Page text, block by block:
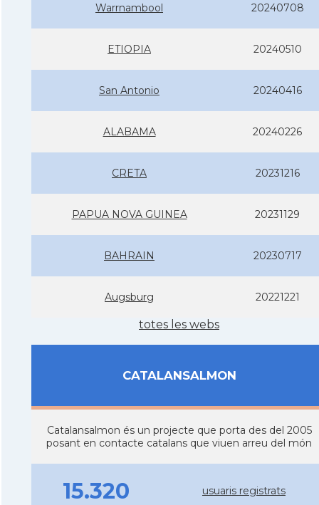
Warrnambool 20240708
ETIOPIA 20240510
San Antonio 20240416
ALABAMA 20240226
CRETA 20231216
PAPUA NOVA GUINEA 20231129
BAHRAIN 20230717
Augsburg 20221221
totes les webs
CATALANSALMON
Catalansalmon és un projecte que porta des del 2005
posant en contacte catalans que viuen arreu del món
15.320 usuaris registrats